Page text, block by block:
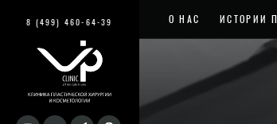
8 (499) 460-64-39 О НАС ИСТОРИИ